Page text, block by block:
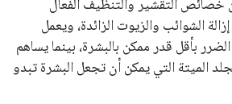
خصائص التقشير والتنظيف الفعال
الشوائب والزيوت الزائدة، ويعمل
بأقل قدر ممكن بالبشرة، بينما يساهم
الميتة التي يمكن أن تجعل البشرة تبدو